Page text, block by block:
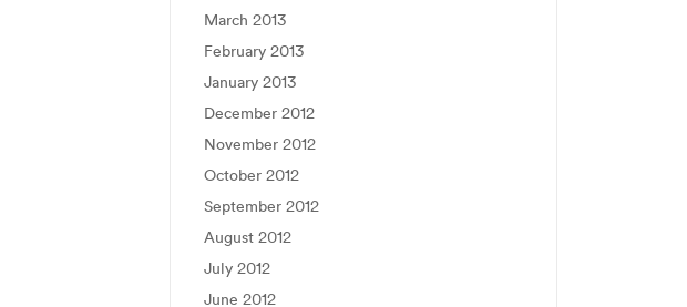
March 2013
February 2013
January 2013
December 2012
November 2012
October 2012
September 2012
August 2012
July 2012
June 2012